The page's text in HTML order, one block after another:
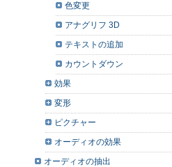
色変更
アナグリフ 3D
テキストの追加
カウントダウン
効果
変形
ピクチャー
オーディオの効果
オーディオの抽出